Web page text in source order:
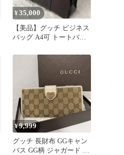
¥35,000
【美品】グッチ ビジネス
バッグ A4可 トートバッ
ー
¥9,999
グッチ 長財布 GGキャン
バス GG柄 ジャガード ハ